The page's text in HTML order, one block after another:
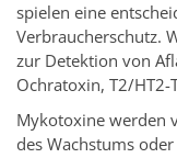
spielen eine
Verbraucherschutz.
zur Detektion von
Ochratoxin, T2/
Mykotoxine werden
des Wachstums